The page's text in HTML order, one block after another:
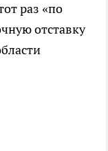
раз «по
отставку